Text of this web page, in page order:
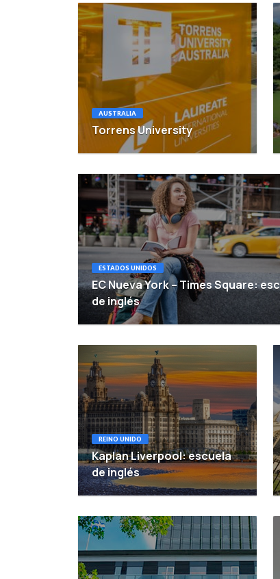
AUSTRALIA
Torrens University
ESTADOS UNIDOS
EC Nueva York – Times Square:
de inglés
REINO UNIDO
Kaplan Liverpool: escuela
de inglés